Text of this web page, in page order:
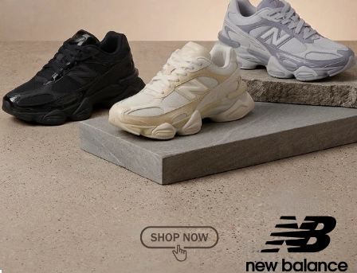
Os melhores tênis New Balance para
A Menina Shoes tem
cupom?
Sim, temos um cupom exclusivo para os leitores do
blog no site daMenina Shoes. Com ocupom
BLOG12 você ganha 12% de desconto no site na
primeira compra, exceto para produtosVejae Vert.